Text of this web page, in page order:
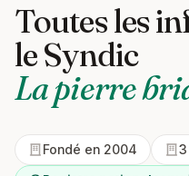
Toutes les
le Syndic
La pierre
Fondé en 2004